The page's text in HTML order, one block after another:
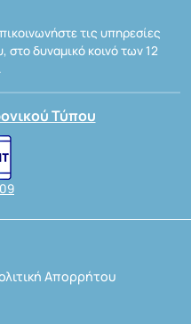
τις υπηρεσίες
στο δυναμικό κοινό των 12
Τύπου
Απορρήτου